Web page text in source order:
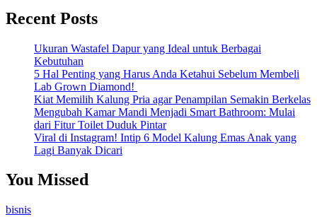
Recent Posts
Ukuran Wastafel Dapur yang Ideal untuk Berbagai
Kebutuhan
5 Hal Penting yang Harus Anda Ketahui Sebelum Membeli
Lab Grown Diamond!
Kiat Memilih Kalung Pria agar Penampilan Semakin Berkelas
Mengubah Kamar Mandi Menjadi Smart Bathroom: Mulai
dari Fitur Toilet Duduk Pintar
Viral di Instagram! Intip 6 Model Kalung Emas Anak yang
Lagi Banyak Dicari
You Missed
bisnis